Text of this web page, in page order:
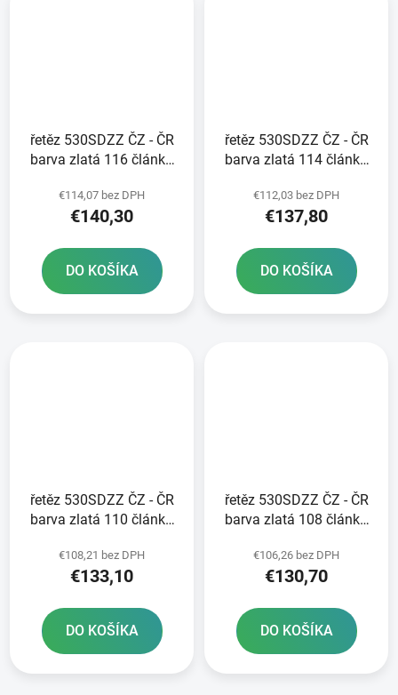
řetěz 530SDZZ ČZ - ČR
barva zlatá 116 článků
RIVET
€114,07 bez DPH
€140,30
DO KOŠÍKA
řetěz 530SDZZ ČZ - ČR
barva zlatá 114 článků
RIVET
€112,03 bez DPH
€137,80
DO KOŠÍKA
řetěz 530SDZZ ČZ - ČR
barva zlatá 110 článků
RIVET
€108,21 bez DPH
€133,10
DO KOŠÍKA
řetěz 530SDZZ ČZ - ČR
barva zlatá 108 článků
RIVET
€106,26 bez DPH
€130,70
DO KOŠÍKA